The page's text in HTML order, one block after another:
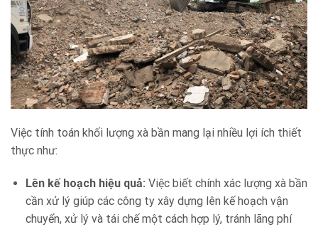
Việc tính toán khối lượng xà bần mang lại nhiều lợi ích thiết
thực như:
Lên kế hoạch hiệu quả: Việc biết chính xác lượng xà bần
cần xử lý giúp các công ty xây dựng lên kế hoạch vận
chuyển, xử lý và tái chế một cách hợp lý, tránh lãng phí